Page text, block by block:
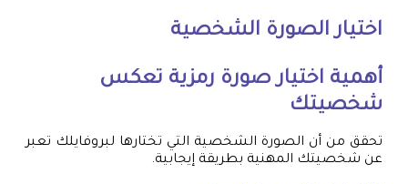
اختيار الصورة الشخصية
أهمية اختيار صورة رمزية تعكس
شخصيتك
تحقق من أن الصورة الشخصية التي تختارها لبروفايلك تعبر
عن شخصيتك المهنية بطريقة إيجابية.